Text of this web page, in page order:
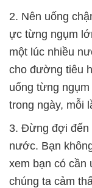
2. Nên uống
ực từng ngụm
một lúc nhiều
cho đường tiêu
uống từng
trong ngày, mỗi
3. Đừng đợi đến
nước. Bạn
xem bạn có cần
chúng ta cảm